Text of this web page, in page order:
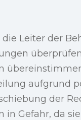
Leiter der
aufgrund
der
in Gefahr, da